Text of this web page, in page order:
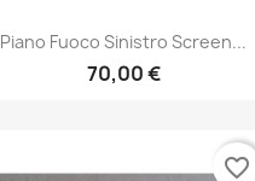
Anteprima
Piano Fuoco Sinistro Screen...
70,00 €
favorite_border